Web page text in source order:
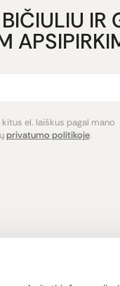
IR
el. laiškus pagal mano
privatumo politikoje.